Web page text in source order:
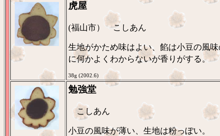
虎屋
(福山市） こしあん
生地がかため味はよい、餡は小豆の風
に何かよくわからないが香りがする。
38g (2002.6)
勉強堂
こしあん
小豆の風味が薄い、生地は粉っぽい。